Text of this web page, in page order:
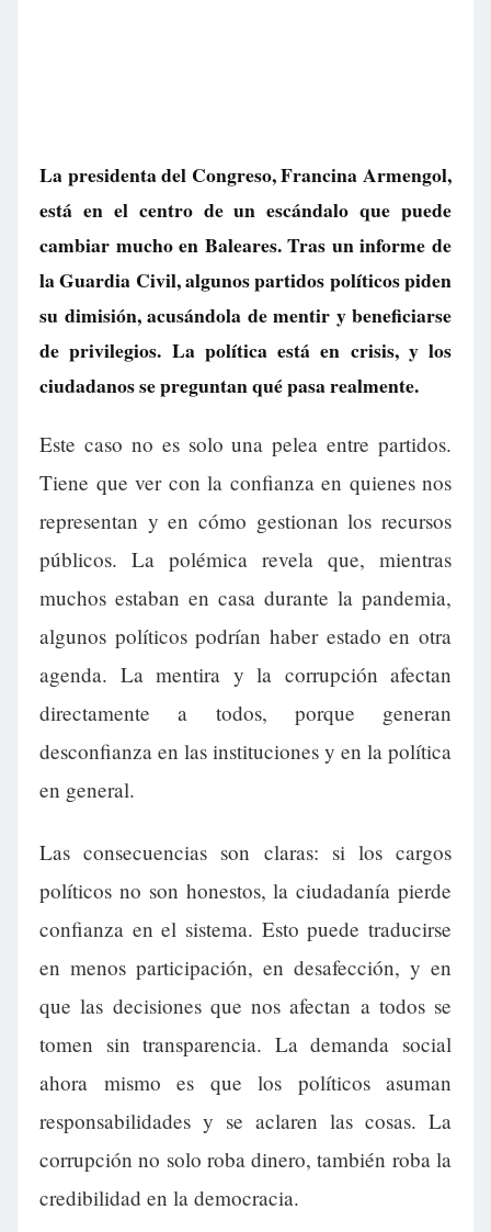
La presidenta del Congreso, Francina Armengol,
está en el centro de un escándalo que puede
cambiar mucho en Baleares. Tras un informe de
la Guardia Civil, algunos partidos políticos piden
su dimisión, acusándola de mentir y beneficiarse
de privilegios. La política está en crisis, y los
ciudadanos se preguntan qué pasa realmente.
Este caso no es solo una pelea entre partidos.
Tiene que ver con la confianza en quienes nos
representan y en cómo gestionan los recursos
públicos. La polémica revela que, mientras
muchos estaban en casa durante la pandemia,
algunos políticos podrían haber estado en otra
agenda. La mentira y la corrupción afectan
directamente a todos, porque generan
desconfianza en las instituciones y en la política
en general.
Las consecuencias son claras: si los cargos
políticos no son honestos, la ciudadanía pierde
confianza en el sistema. Esto puede traducirse
en menos participación, en desafección, y en
que las decisiones que nos afectan a todos se
tomen sin transparencia. La demanda social
ahora mismo es que los políticos asuman
responsabilidades y se aclaren las cosas. La
corrupción no solo roba dinero, también roba la
credibilidad en la democracia.